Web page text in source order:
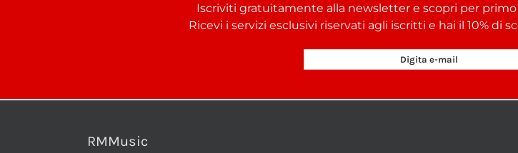
Iscriviti gratuitamente alla newsletter e scopri per
Ricevi i servizi esclusivi riservati agli iscritti e hai il 10% di
RMMusic